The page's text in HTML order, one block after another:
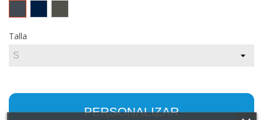
MILITAR
Talla
PERSONALIZAR